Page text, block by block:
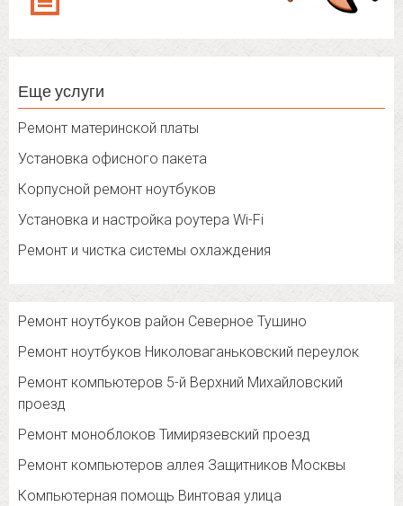
Еще услуги
Ремонт материнской платы
Установка офисного пакета
Корпусной ремонт ноутбуков
Установка и настройка роутера Wi-Fi
Ремонт и чистка системы охлаждения
Ремонт ноутбуков район Северное Тушино
Ремонт ноутбуков Николоваганьковский переулок
Ремонт компьютеров 5-й Верхний Михайловский
проезд
Ремонт моноблоков Тимирязевский проезд
Ремонт компьютеров аллея Защитников Москвы
Компьютерная помощь Винтовая улица